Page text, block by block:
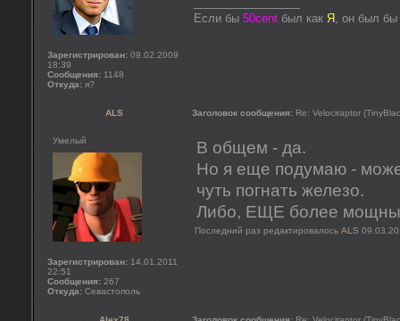
Зарегистрирован: 09.02.2009
18:39
Сообщения: 1148
Откуда: я?
Если бы 50cent был как Я , он был бы
ALS Заголовок сообщения: Re: Velociraptor
Умелый
Зарегистрирован: 14.01.2011
22:51
Сообщения: 267
Откуда: Севастополь
В общем - да.
Но я еще подумаю -
чуть погнать железо.
Либо, ЕЩЕ более
Последний раз редактировалось ALS